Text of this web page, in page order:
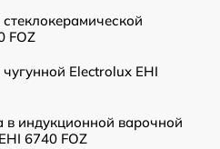
FOZ
Electrolux EHI
в индукционной варочной
6740 FOZ